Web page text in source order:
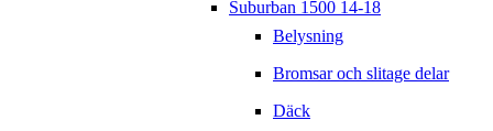
Suburban 1500 14-18
Belysning
Bromsar och slitage delar
Däck